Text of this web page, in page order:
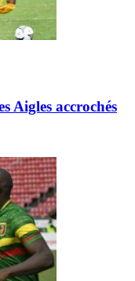
Aigles accrochés